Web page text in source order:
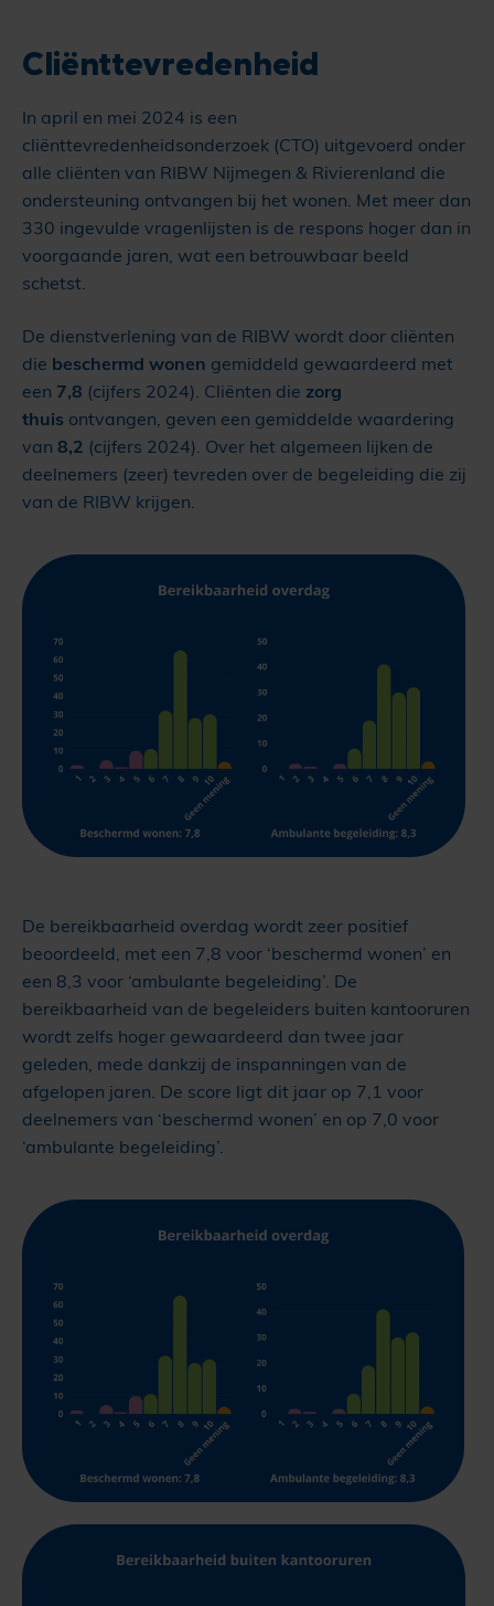
Cliënttevredenheid
In april en mei 2024 is een
cliënttevredenheidsonderzoek (CTO) uitgevoerd onder
alle cliënten van RIBW Nijmegen & Rivierenland die
ondersteuning ontvangen bij het wonen. Met meer dan
330 ingevulde vragenlijsten is de respons hoger dan in
voorgaande jaren, wat een betrouwbaar beeld
schetst.
De dienstverlening van de RIBW wordt door cliënten
die beschermd wonen gemiddeld gewaardeerd met
een 7,8 (cijfers 2024). Cliënten die zorg
thuis ontvangen, geven een gemiddelde waardering
van 8,2 (cijfers 2024). Over het algemeen lijken de
deelnemers (zeer) tevreden over de begeleiding die zij
van de RIBW krijgen.
De bereikbaarheid overdag wordt zeer positief
beoordeeld, met een 7,8 voor ‘beschermd wonen’ en
een 8,3 voor ‘ambulante begeleiding’. De
bereikbaarheid van de begeleiders buiten kantooruren
wordt zelfs hoger gewaardeerd dan twee jaar
geleden, mede dankzij de inspanningen van de
afgelopen jaren. De score ligt dit jaar op 7,1 voor
deelnemers van ‘beschermd wonen’ en op 7,0 voor
‘ambulante begeleiding’.